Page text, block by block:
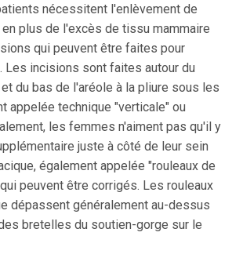
nécessitent l'enlèvement de
plus de l'excès de tissu mammaire
qui peuvent être faites pour
Les incisions sont faites autour du
du bas de l'aréole à la pliure sous les
appelée technique "verticale" ou
les femmes n'aiment pas qu'il y
juste à côté de leur sein
également appelée "rouleaux de
peuvent être corrigés. Les rouleaux
dépassent généralement au-dessus
bretelles du soutien-gorge sur le